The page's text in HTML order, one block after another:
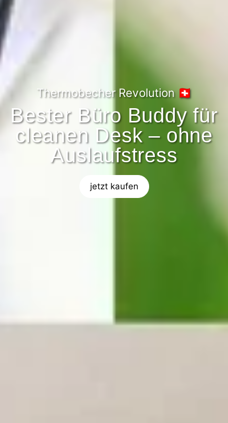
Thermobecher Revolution 🇨🇭
Bester Büro Buddy für
cleanen Desk – ohne
Auslaufstress
jetzt kaufen